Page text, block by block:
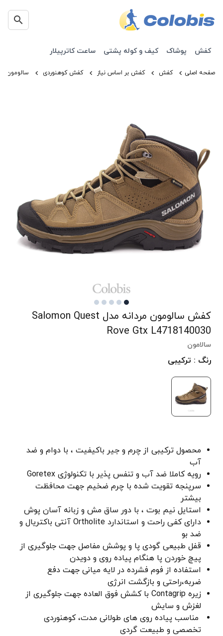
کفش پوشاک کیف و کوله پشتی ساعت کاترپیلار
صفحه اصلی کفش کفش بر اساس نیاز کفش کوهنوردی سالومون
کفش سالومون مردانه مدل Salomon Quest
Rove Gtx L4718140030
سالامون
رنگ : ترکیبی
محصول ترکیبی از چرم و جیر باکیفیت ، با دوام و ضد
آب
رویه کاملا ضد آب و تنفس پذیر با تکنولوژی Goretex
سرپنجه تقویت شده با چرم ضخیم جهت محافظت
بیشتر
استایل نیم بوت ، با دور ساق مش و زبانه آسان پوش
دارای کفی راحت و استاندارد Ortholite آنتی باکتریال و
ضد بو
قفل طبیعی گودی پا و پوشش مفاصل جهت جلوگیری از
پیچ خوردن پا هنگام پیاده روی و دویدن
استفاده از فوم فشرده در لایه میانی جهت دفع
ضربه،راحتی و بازگشت انرژی
زیره Contagrip با کشش فوق العاده جهت جلوگیری از
لغزش و سایش
مناسب پیاده روی های طولانی مدت، کوهنوردی
تخصصی و طبیعت گردی